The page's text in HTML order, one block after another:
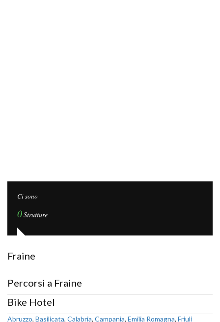
Ci sono
0Strutture
Fraine
Percorsi a Fraine
Bike Hotel
Abruzzo, Basilicata, Calabria, Campania, Emilia Romagna, Friuli